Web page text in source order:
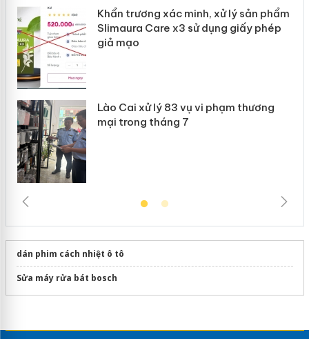
Khẩn trương xác minh, xử lý sản phẩm
Slimaura Care x3 sử dụng giấy phép
giả mạo
Lào Cai xử lý 83 vụ vi phạm thương
mại trong tháng 7
dán phim cách nhiệt ô tô
Sửa máy rửa bát bosch